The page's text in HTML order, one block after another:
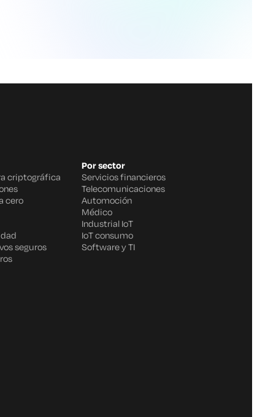
criptográfica
cero
seguros
Por sector
Servicios financieros
Telecomunicaciones
Automoción
Médico
Industrial IoT
IoT consumo
Software y TI